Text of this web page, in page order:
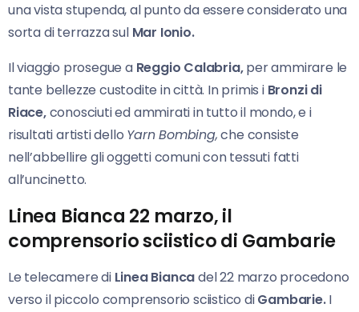
una vista stupenda, al punto da essere considerato una
sorta di terrazza sul Mar Ionio.
Il viaggio prosegue a Reggio Calabria,per ammirare le
tante bellezze custodite in città. In primis i Bronzi di
Riace,conosciuti ed ammirati in tutto il mondo, e i
risultati artisti dello Yarn Bombing,che consiste
nell’abbellire gli oggetti comuni con tessuti fatti
all’uncinetto.
Linea Bianca 22 marzo, il
comprensorio sciistico di Gambarie
Le telecamere di Linea Biancadel 22 marzo procedono
verso il piccolo comprensorio sciistico diGambarie.I